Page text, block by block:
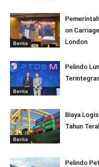
Berita
on
London
Berita
Pelindo
Berita
Biaya
Tahun
Pelindo